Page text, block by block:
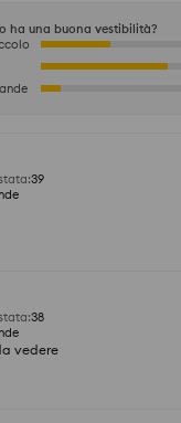
ha una buona vestibilità?
:39
:38
vedere